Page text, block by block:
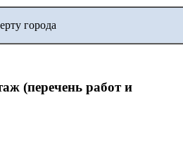
города
(перечень работ и